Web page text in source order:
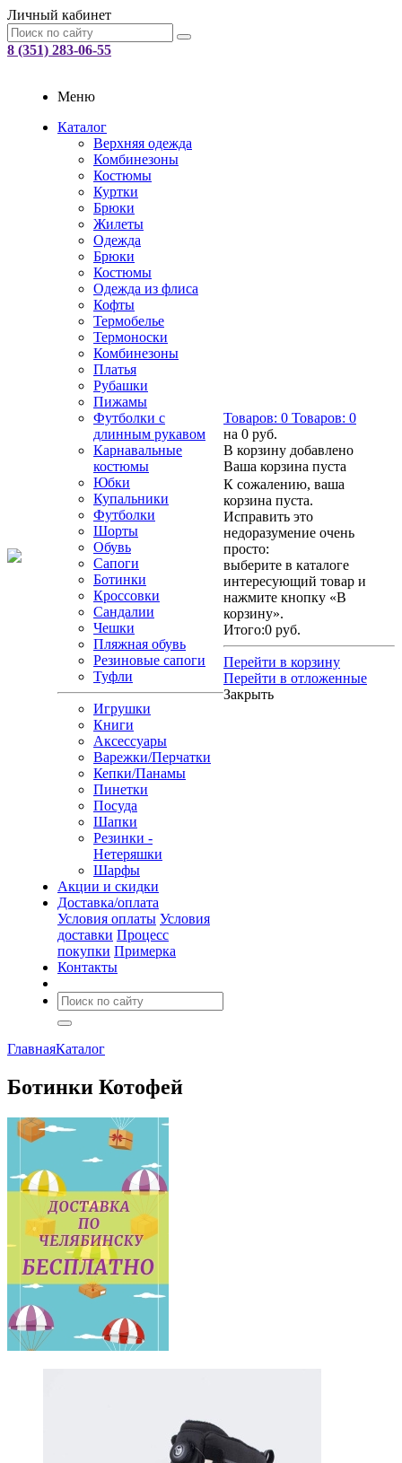
Личный кабинет
8 (351) 283-06-55
Меню
Каталог
Верхняя одежда
Комбинезоны
Костюмы
Куртки
Брюки
Жилеты
Одежда
Брюки
Костюмы
Одежда из флиса
Кофты
Термобелье
Термоноски
Комбинезоны
Платья
Рубашки
Пижамы
Футболки с
длинным рукавом
Карнавальные
костюмы
Юбки
Купальники
Футболки
Шорты
Обувь
Сапоги
Ботинки
Кроссовки
Сандалии
Чешки
Пляжная обувь
Резиновые сапоги
Туфли
Игрушки
Книги
Аксессуары
Варежки/Перчатки
Кепки/Панамы
Пинетки
Посуда
Шапки
Резинки -
Нетеряшки
Шарфы
Акции и скидки
Доставка/оплата
Условия оплаты Условия
доставки Процесс
покупки Примерка
Контакты
Товаров: 0 Товаров: 0
на 0 руб.
В корзину добавлено
Ваша корзина пуста
К сожалению, ваша
корзина пуста.
Исправить это
недоразумение очень
просто:
выберите в каталоге
интересующий товар и
нажмите кнопку «В
корзину».
Итого:0 руб.
Перейти в корзину
Перейти в отложенные
Закрыть
ГлавнаяКаталог
Ботинки Котофей